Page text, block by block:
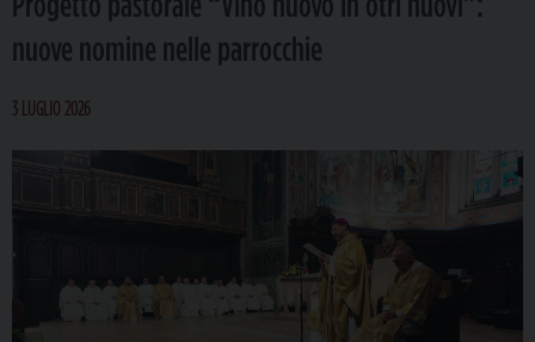
nuove nomine nelle parrocchie
3 LUGLIO 2026